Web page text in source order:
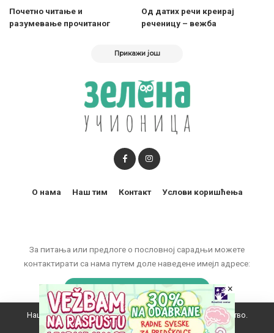
Почетно читање и
разумевање прочитаног
Од датих речи креирај
реченицу – вежба
Прикажи још
За питања или предлоге о пословној сарадњи можете
контактирати са нама путем доле наведене имејл адресе:
marketing@zelenaucionica.com
О нама Наш тим Контакт Услови коришћења
Наш вебсајт користи колачиће да побољша ваше искуство.
×